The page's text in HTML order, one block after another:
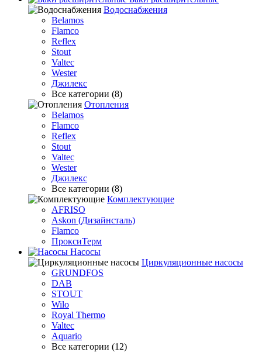
Водоснабжения
Belamos
Flamco
Reflex
Stout
Valtec
Wester
Джилекс
Все категории (8)
Отопления
Belamos
Flamco
Reflex
Stout
Valtec
Wester
Джилекс
Все категории (8)
Комплектующие
AFRISO
Askon (Дизайнсталь)
Flamco
ПроксиТерм
Насосы
Циркуляционные насосы
GRUNDFOS
DAB
STOUT
Wilo
Royal Thermo
Valtec
Aquario
Все категории (12)